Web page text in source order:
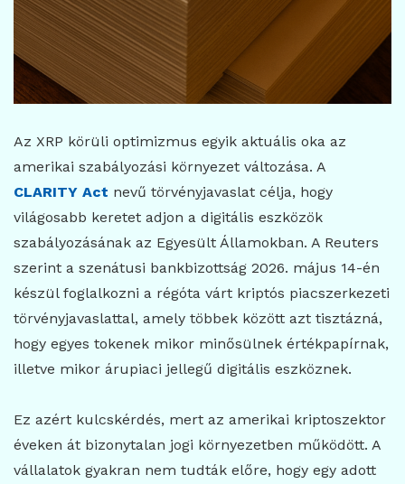
Az XRP körüli optimizmus egyik aktuális oka az
amerikai szabályozási környezet változása. A
CLARITY Act nevű törvényjavaslat célja, hogy
világosabb keretet adjon a digitális eszközök
szabályozásának az Egyesült Államokban. A Reuters
szerint a szenátusi bankbizottság 2026. május 14-én
készül foglalkozni a régóta várt kriptós piacszerkezeti
törvényjavaslattal, amely többek között azt tisztázná,
hogy egyes tokenek mikor minősülnek értékpapírnak,
illetve mikor árupiaci jellegű digitális eszköznek.
Ez azért kulcskérdés, mert az amerikai kriptoszektor
éveken át bizonytalan jogi környezetben működött. A
vállalatok gyakran nem tudták előre, hogy egy adott